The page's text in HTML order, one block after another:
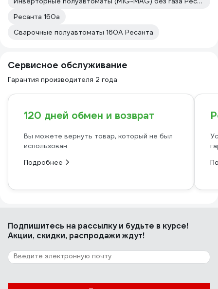
Ресанта 160а
Сварочные полуавтоматы 160А Ресанта
Сервисное обслуживание
Гарантия производителя 2 года
120 дней обмен и возврат
Вы можете вернуть товар, который не был
использован
Подробнее
Подпишитесь на рассылкуи будьте в курсе!
Акции, скидки, распродажи ждут!